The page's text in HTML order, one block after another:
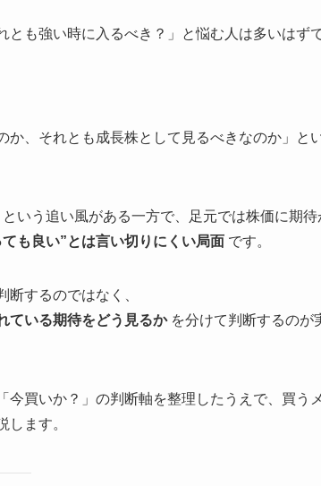
とも強い時に入るべき？」と悩む人は多いはず
か、それとも成長株として見るべきなのか」と
という追い風がある一方で、足元では株価に期待
も良い”とは言い切りにくい局面 です。
するのではなく、
ている期待をどう見るかを分けて判断するのが
買いか？」の判断軸を整理したうえで、買う
ます。